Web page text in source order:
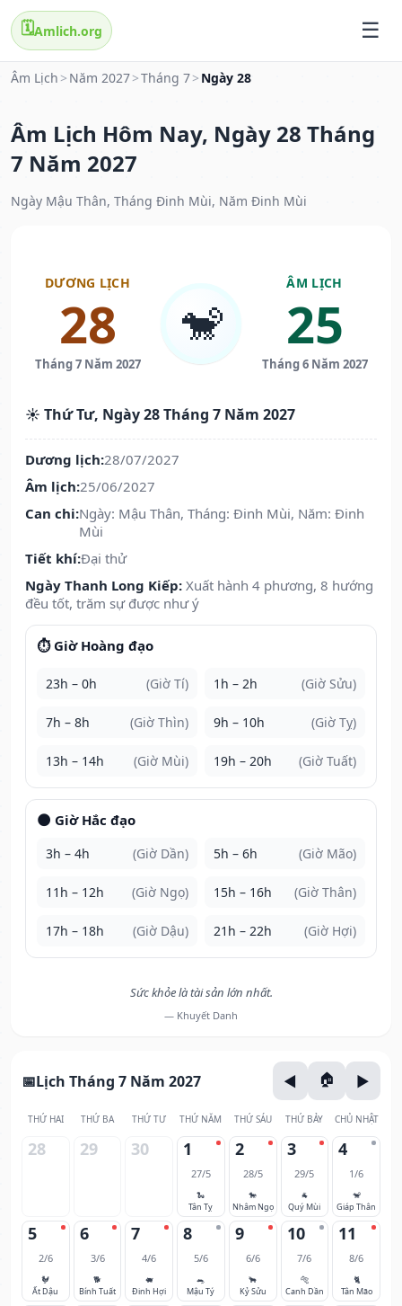
🗓️Amlich.org
Âm Lịch > Năm 2027>Tháng 7> Ngày 28
Âm Lịch Hôm Nay, Ngày 28 Tháng
7 Năm 2027
Ngày Mậu Thân, Tháng Đinh Mùi, Năm Đinh Mùi
DƯƠNG LỊCH
28
Tháng 7 Năm 2027
🐒
ÂM LỊCH
25
Tháng 6 Năm 2027
☀️ Thứ Tư, Ngày 28 Tháng 7 Năm 2027
Dương lịch:28/07/2027
Âm lịch:25/06/2027
Can chi:Ngày: Mậu Thân, Tháng: Đinh Mùi, Năm: Đinh
Mùi
Tiết khí:Đại thử
Ngày Thanh Long Kiếp: Xuất hành 4 phương, 8 hướng
đều tốt, trăm sự được như ý
⏱️ Giờ Hoàng đạo
23h – 0h (Giờ Tí) 1h – 2h (Giờ Sửu)
7h – 8h (Giờ Thìn) 9h – 10h (Giờ Tỵ)
13h – 14h (Giờ Mùi) 19h – 20h (Giờ Tuất)
🌑 Giờ Hắc đạo
3h – 4h (Giờ Dần) 5h – 6h (Giờ Mão)
11h – 12h (Giờ Ngọ) 15h – 16h (Giờ Thân)
17h – 18h (Giờ Dậu) 21h – 22h (Giờ Hợi)
Sức khỏe là tài sản lớn nhất.
— Khuyết Danh
Lịch Tháng 7 Năm 2027
THỨ HAI THỨ BA THỨ TƯ THỨ NĂM THỨ SÁU THỨ BẢY CHỦ NHẬT
28 29 30 1
27/5
🐍
Tân Tỵ
2
28/5
🐎
Nhâm Ngọ
3
29/5
🐐
Quý Mùi
4
1/6
🐒
Giáp Thân
5
2/6
🐓
Ất Dậu
6
3/6
🐕
Bính Tuất
7
4/6
🐖
Đinh Hợi
8
5/6
🐀
Mậu Tý
9
6/6
🐂
Kỷ Sửu
10
7/6
🐅
Canh Dần
11
8/6
🐈
Tân Mão